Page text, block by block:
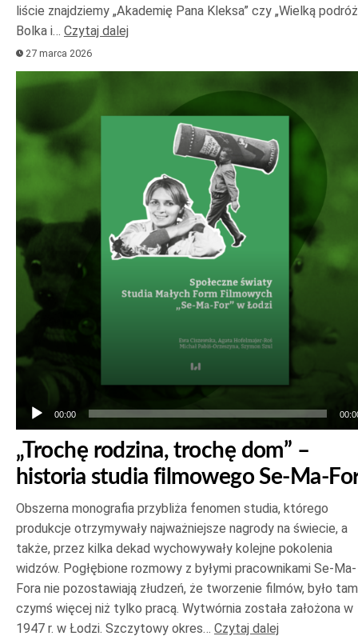
liście znajdziemy „Akademię Pana Kleksa” czy „Wielką podróż
Bolka i… Czytaj dalej
27 marca 2026
Odtwarzacz
dźwiękowych
00:00
„Trochę rodzina, trochę dom” –
historia studia filmowego Se-Ma-
Obszerna monografia przybliża fenomen studia, którego
produkcje otrzymywały najważniejsze nagrody na świecie, a
także, przez kilka dekad wychowywały kolejne pokolenia
widzów. Pogłębione rozmowy z byłymi pracownikami Se-Ma-
Fora nie pozostawiają złudzeń, że tworzenie filmów, było tam
czymś więcej niż tylko pracą. Wytwórnia została założona w
1947 r. w Łodzi. Szczytowy okres… Czytaj dalej